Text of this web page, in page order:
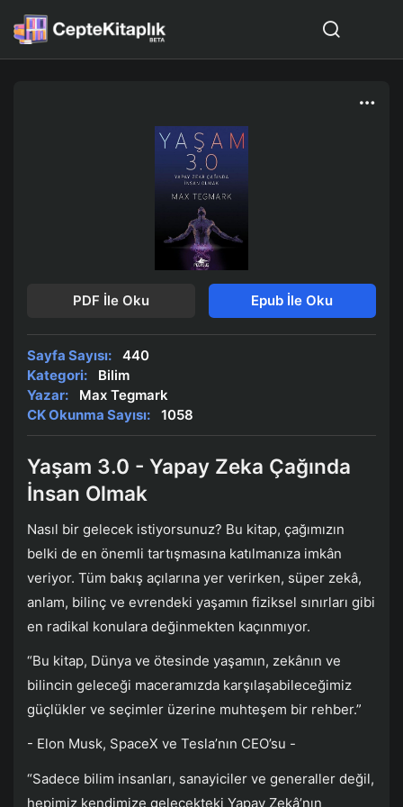
PDF İle Oku Epub İle Oku
Sayfa Sayısı:
440
Kategori:
Bilim
Yazar:
Max Tegmark
CK Okunma Sayısı:
1058
Yaşam 3.0 - Yapay Zeka Çağında
İnsan Olmak
Nasıl bir gelecek istiyorsunuz? Bu kitap, çağımızın
belki de en önemli tartışmasına katılmanıza imkân
veriyor. Tüm bakış açılarına yer verirken, süper zekâ,
anlam, bilinç ve evrendeki yaşamın fiziksel sınırları gibi
en radikal konulara değinmekten kaçınmıyor.
“Bu kitap, Dünya ve ötesinde yaşamın, zekânın ve
bilincin geleceği maceramızda karşılaşabileceğimiz
güçlükler ve seçimler üzerine muhteşem bir rehber.”
- Elon Musk, SpaceX ve Tesla’nın CEO’su -
“Sadece bilim insanları, sanayiciler ve generaller değil,
hepimiz kendimize gelecekteki Yapay Zekâ’nın